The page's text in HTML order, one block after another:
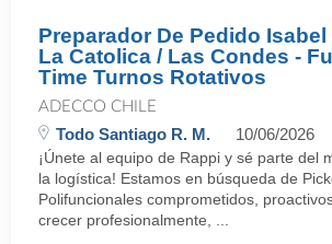
Preparador De Pedido Isabel
La Catolica / Las Condes - Full
Time Turnos Rotativos
ADECCO CHILE
Todo Santiago R. M. 10/06/2026
¡Únete al equipo de Rappi y sé parte del
la logística! Estamos en búsqueda de
Polifuncionales comprometidos,
crecer profesionalmente, ...